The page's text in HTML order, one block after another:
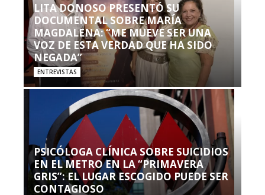
LITA DONOSO PRESENTÓ SU
DOCUMENTAL SOBRE MARÍA
MAGDALENA: “ME MUEVE SER UNA
VOZ DE ESTA VERDAD QUE HA SIDO
NEGADA”
ENTREVISTAS
PSICÓLOGA CLÍNICA SOBRE SUICIDIOS
EN EL METRO EN LA “PRIMAVERA
GRIS”: EL LUGAR ESCOGIDO PUEDE SER
CONTAGIOSO